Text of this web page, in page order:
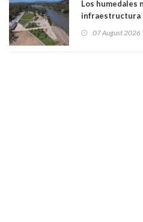
Los humedales
infraestructura
07 August 2026